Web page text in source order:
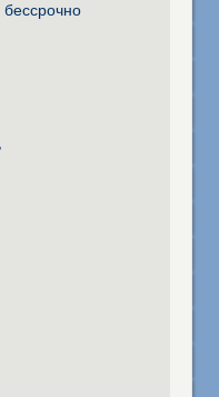
бессрочно